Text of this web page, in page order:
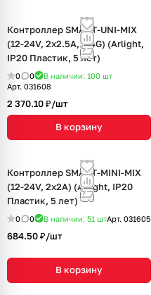
Контроллер SMART-UNI-MIX
(12-24V, 2x2.5A, 2.4G) (Arlight,
IP20 Пластик, 5 лет)
0 0 В наличии: 100 шт
Арт. 031608
2 370.10 ₽/шт
В корзину
Контроллер SMART-MINI-MIX
(12-24V, 2x2A) (Arlight, IP20
Пластик, 5 лет)
0 0 В наличии: 51 штАрт. 031605
684.50 ₽/шт
В корзину